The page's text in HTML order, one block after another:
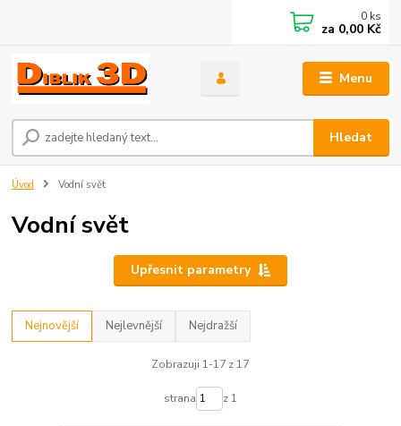
Menu
Hledat
0 ks
za 0,00 Kč
Úvod Vodní svět
Vodní svět
Upřesnit parametry
Nejnovější Nejlevnější Nejdražší
Zobrazuji 1-17 z 17
strana z 1